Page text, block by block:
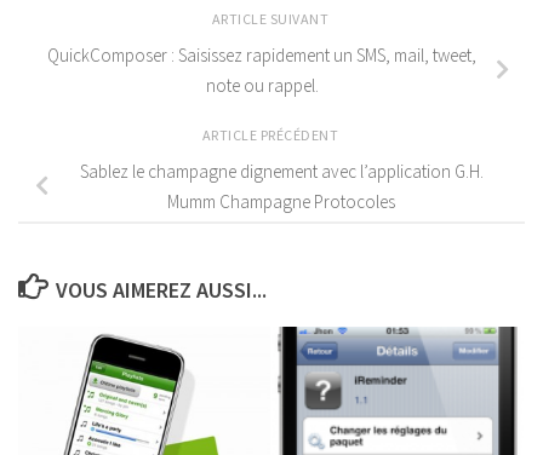
ARTICLE SUIVANT
QuickComposer : Saisissez rapidement un SMS, mail, tweet,
note ou rappel.
ARTICLE PRÉCÉDENT
Sablez le champagne dignement avec l’application G.H.
Mumm Champagne Protocoles
VOUS AIMEREZ AUSSI...